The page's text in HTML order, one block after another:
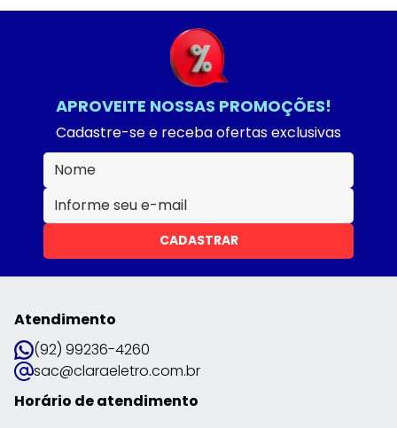
APROVEITE NOSSAS PROMOÇÕES!
Cadastre-se e receba ofertas exclusivas
CADASTRAR
Atendimento
(92) 99236-4260
sac@claraeletro.com.br
Horário de atendimento